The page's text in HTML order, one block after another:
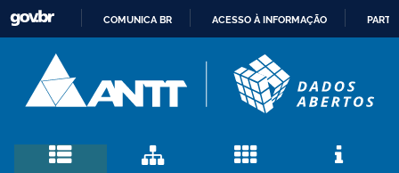
CONTEÚDO
COMUNICA BR ACESSO À INFORMAÇÃO